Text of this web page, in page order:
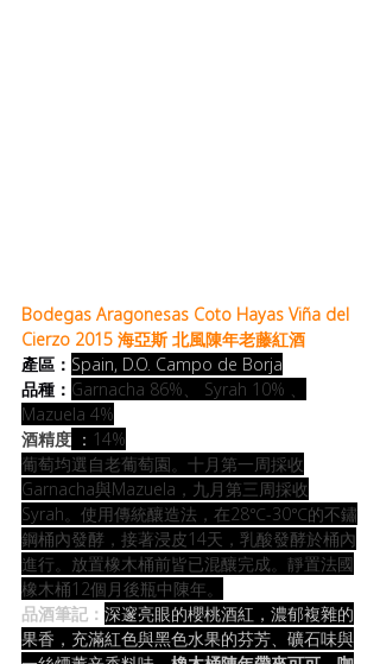
Bodegas Aragonesas Coto Hayas Viña del
Cierzo 2015 海亞斯 北風陳年老藤紅酒
產區： Spain, D.O. Campo de Borja
品種： Garnacha 86%、 Syrah 10% 、
Mazuela 4%
酒精度 ： 14%
葡萄均選自老葡萄園。十月第一周採收
Garnacha與Mazuela，九月第三周採收
Syrah。使用傳統釀造法，在28℃-30℃的不鏽
鋼桶內發酵，接著浸皮14天，乳酸發酵於桶內
進行。放置橡木桶前皆已混釀完成。靜置法國
橡木桶12個月後瓶中陳年。
品酒筆記： 深邃亮眼的櫻桃酒紅，濃郁複雜的
果香，充滿紅色與黑色水果的芬芳、礦石味與